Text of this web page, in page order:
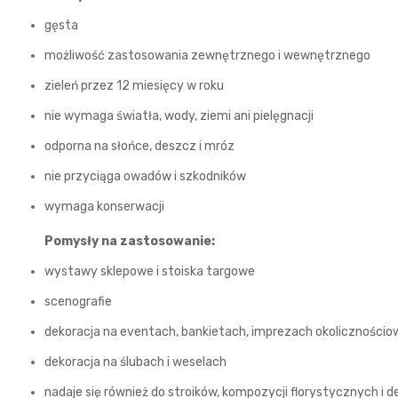
gęsta
możliwość zastosowania zewnętrznego i wewnętrznego
zieleń przez 12 miesięcy w roku
nie wymaga światła, wody, ziemi ani pielęgnacji
odporna na słońce, deszcz i mróz
nie przyciąga owadów i szkodników
wymaga konserwacji
Pomysły na zastosowanie:
wystawy sklepowe i stoiska targowe
scenografie
dekoracja na eventach, bankietach, imprezach
dekoracja na ślubach i weselach
nadaje się również do stroików, kompozycji florystycznych i